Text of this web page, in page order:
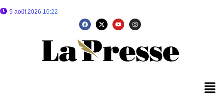
9 août 2026 10:22